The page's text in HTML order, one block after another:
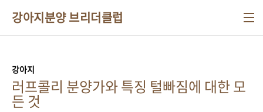
강아지분양 브리더클럽
강아지
러프콜리 분양가와 특징 털빠짐에 대한 모
든 것